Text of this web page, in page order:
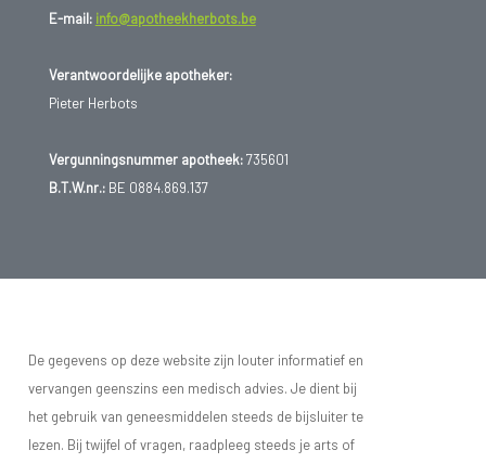
E-mail: info@apotheekherbots.be
Verantwoordelijke apotheker:
Pieter Herbots
Vergunningsnummer apotheek:735601
B.T.W.nr.:BE 0884.869.137
De gegevens op deze website zijn louter informatief en
vervangen geenszins een medisch advies. Je dient bij
het gebruik van geneesmiddelen steeds de bijsluiter te
lezen. Bij twijfel of vragen, raadpleeg steeds je arts of